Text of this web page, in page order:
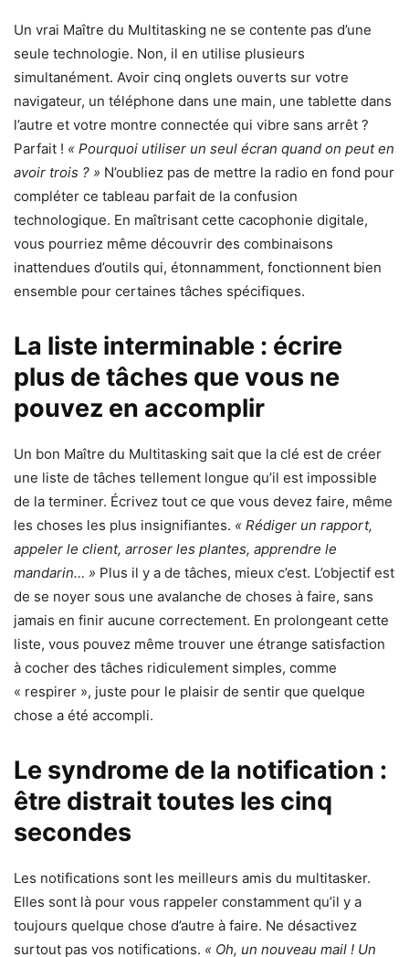
Un vrai Maître du Multitasking ne se contente pas d’une
seule technologie. Non, il en utilise plusieurs
simultanément. Avoir cinq onglets ouverts sur votre
navigateur, un téléphone dans une main, une tablette dans
l’autre et votre montre connectée qui vibre sans arrêt ?
Parfait ! « Pourquoi utiliser un seul écran quand on peut en
avoir trois ? » N’oubliez pas de mettre la radio en fond pour
compléter ce tableau parfait de la confusion
technologique. En maîtrisant cette cacophonie digitale,
vous pourriez même découvrir des combinaisons
inattendues d’outils qui, étonnamment, fonctionnent bien
ensemble pour certaines tâches spécifiques.
La liste interminable : écrire
plus de tâches que vous ne
pouvez en accomplir
Un bon Maître du Multitasking sait que la clé est de créer
une liste de tâches tellement longue qu’il est impossible
de la terminer. Écrivez tout ce que vous devez faire, même
les choses les plus insignifiantes. « Rédiger un rapport,
appeler le client, arroser les plantes, apprendre le
mandarin… » Plus il y a de tâches, mieux c’est. L’objectif est
de se noyer sous une avalanche de choses à faire, sans
jamais en finir aucune correctement. En prolongeant cette
liste, vous pouvez même trouver une étrange satisfaction
à cocher des tâches ridiculement simples, comme
« respirer », juste pour le plaisir de sentir que quelque
chose a été accompli.
Le syndrome de la notification :
être distrait toutes les cinq
secondes
Les notifications sont les meilleurs amis du multitasker.
Elles sont là pour vous rappeler constamment qu’il y a
toujours quelque chose d’autre à faire. Ne désactivez
surtout pas vos notifications. « Oh, un nouveau mail ! Un